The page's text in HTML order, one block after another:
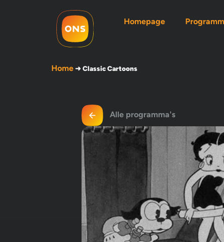
Homepage
Home➜Classic Cartoons
Alle programma's